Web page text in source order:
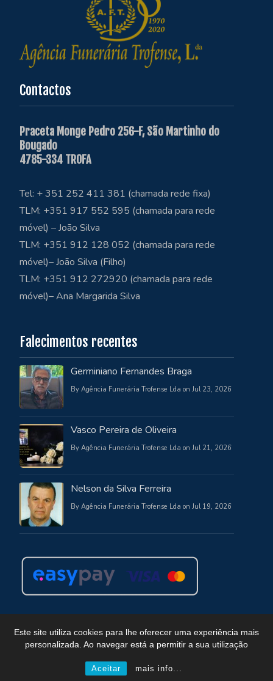
Este site utiliza cookies para lhe oferecer uma experiência mais
personalizada. Ao navegar está a permitir a sua utilização
Aceitar mais info...
Contactos
Praceta Monge Pedro 256-F, São Martinho do
Bougado
4785-334 TROFA
Tel: + 351 252 411 381 (chamada rede fixa)
TLM: +351 917 552 595 (chamada para rede
móvel) – João Silva
TLM: +351 912 128 052 (chamada para rede
móvel)– João Silva (Filho)
TLM: +351 912 272920 (chamada para rede
móvel)– Ana Margarida Silva
Falecimentos recentes
Germiniano Fernandes Braga
By Agência Funerária Trofense Lda on Jul 23, 2026
Vasco Pereira de Oliveira
By Agência Funerária Trofense Lda on Jul 21, 2026
Nelson da Silva Ferreira
By Agência Funerária Trofense Lda on Jul 19, 2026
Copyright © Funerária Trofense
Powered by WordPress, Theme i-max by TemplatesNext.